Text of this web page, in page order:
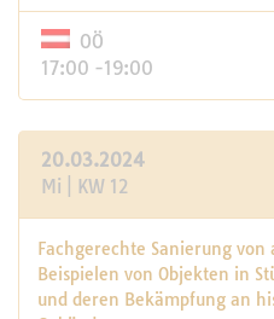
OÖ
17:00 -19:00
20.03.2024
Mi | KW 12
Fachgerechte Sanierung
Beispielen von Objekten in
und deren Bekämpfung an